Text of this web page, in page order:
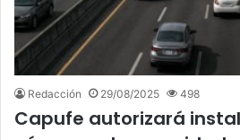
Redacción 29/08/2025 498
Capufe autorizará